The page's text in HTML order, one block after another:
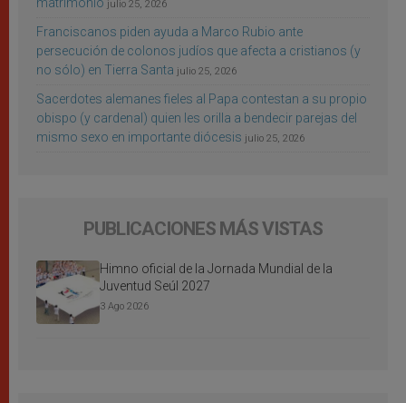
matrimonio julio 25, 2026
Franciscanos piden ayuda a Marco Rubio ante
persecución de colonos judíos que afecta a cristianos (y
no sólo) en Tierra Santa julio 25, 2026
Sacerdotes alemanes fieles al Papa contestan a su propio
obispo (y cardenal) quien les orilla a bendecir parejas del
mismo sexo en importante diócesis julio 25, 2026
PUBLICACIONES MÁS VISTAS
Himno oficial de la Jornada Mundial de la
Juventud Seúl 2027
3 Ago 2026